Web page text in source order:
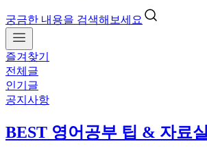
궁금한 내용을 검색해보세요
즐겨찾기
전체글
인기글
공지사항
BEST 영어공부 팁 & 자료실